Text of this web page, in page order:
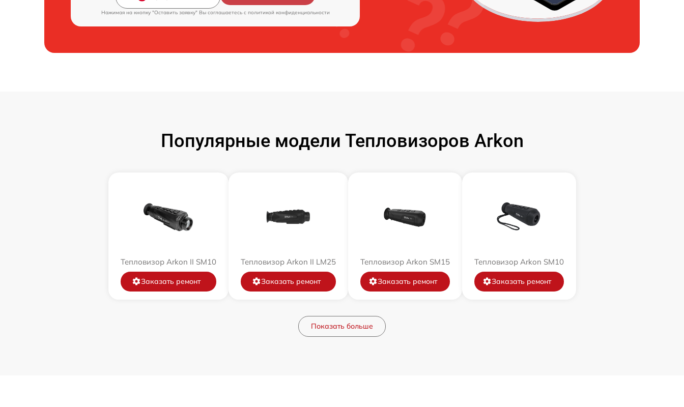
Нажимая на кнопку "Оставить заявку" Вы соглашаетесь c политикой конфиденциальности
Популярные модели Тепловизоров Arkon
Тепловизор Arkon II SM10
Заказать ремонт
Тепловизор Arkon II LM25
Заказать ремонт
Тепловизор Arkon SM15
Заказать ремонт
Тепловизор Arkon SM10
Заказать ремонт
Показать больше